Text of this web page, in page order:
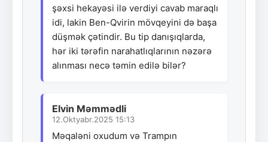
şəxsi hekayəsi ilə verdiyi cavab maraqlı
idi, lakin Ben-Qvirin mövqeyini də başa
düşmək çətindir. Bu tip danışıqlarda,
hər iki tərəfin narahatlıqlarının nəzərə
alınması necə təmin edilə bilər?
Elvin Məmmədli
12.Oktyabr.2025 15:13
Məqaləni oxudum və Trampın